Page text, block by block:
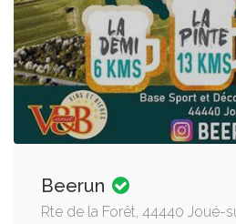
Beerun
Rte de la Forêt, 44440 Joué-